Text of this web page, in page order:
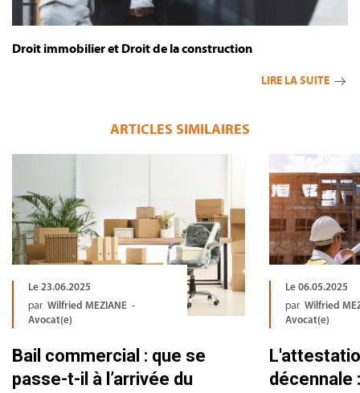
Droit immobilier et Droit de la construction
LIRE LA SUITE
ARTICLES SIMILAIRES
Le 23.06.2025
par Wilfried MEZIANE -
Avocat(e)
Bail commercial : que se
passe-t-il à l’arrivée du
Le 06.05.2025
par Wilfried
Avocat(e)
décennale